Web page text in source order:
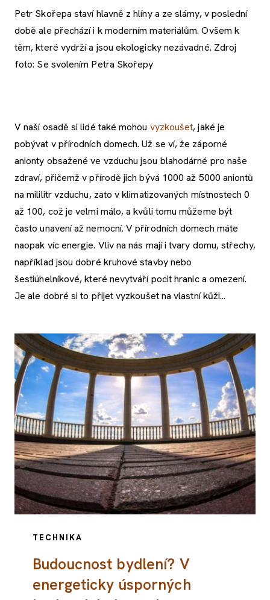
Petr Skořepa staví hlavně z hlíny a ze slámy, v poslední
době ale přechází i k moderním materiálům. Ovšem k
těm, které vydrží a jsou ekologicky nezávadné. Zdroj
foto: Se svolením Petra Skořepy
V naší osadě si lidé také mohou vyzkoušet, jaké je
pobývat v přírodních domech. Už se ví, že záporné
anionty obsažené ve vzduchu jsou blahodárné pro naše
zdraví, přičemž v přírodě jich bývá 1000 až 5000 aniontů
na mililitr vzduchu, zato v klimatizovaných místnostech 0
až 100, což je velmi málo, a kvůli tomu můžeme být
často unavení až nemocní. V přírodních domech máte
naopak víc energie. Vliv na nás mají i tvary domu, střechy,
například jsou dobré kruhové stavby nebo
šestiúhelníkové, které nevytváří pocit hranic a omezení.
Je ale dobré si to přijet vyzkoušet na vlastní kůži...
TECHNIKA
Budoucnost bydlení? V
energeticky úsporných